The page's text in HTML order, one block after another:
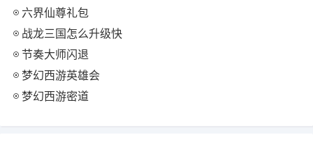
六界仙尊礼包
战龙三国怎么升级快
节奏大师闪退
梦幻西游英雄会
梦幻西游密道